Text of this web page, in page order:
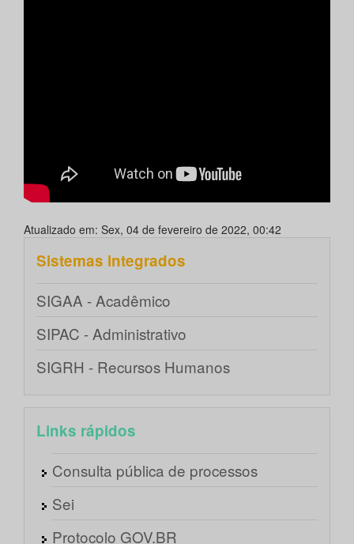
Atualizado em: Sex, 04 de fevereiro de 2022, 00:42
Sistemas integrados
SIGAA - Acadêmico
SIPAC - Administrativo
SIGRH - Recursos Humanos
Links rápidos
Consulta pública de processos
Sei
Protocolo GOV.BR